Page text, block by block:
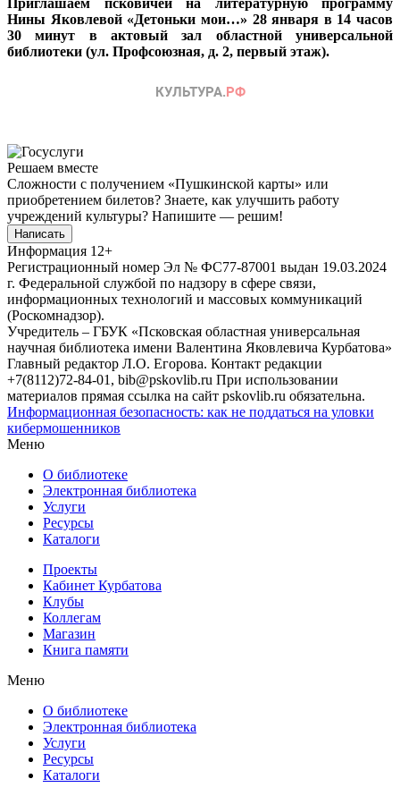
Нины Яковлевой «Детоньки мои…» 28 января в 14 часов
30 минут в актовый зал областной универсальной
библиотеки (ул. Профсоюзная, д. 2, первый этаж).
Решаем вместе
Сложности с получением «Пушкинской карты» или
приобретением билетов? Знаете, как улучшить работу
учреждений культуры? Напишите — решим!
Написать
Информация 12+
Регистрационный номер Эл № ФС77-87001 выдан 19.03.2024
г. Федеральной службой по надзору в сфере связи,
информационных технологий и массовых коммуникаций
(Роскомнадзор).
Учредитель – ГБУК «Псковская областная универсальная
научная библиотека имени Валентина Яковлевича Курбатова»
Главный редактор Л.О. Егорова. Контакт редакции
+7(8112)72-84-01, bib@pskovlib.ru При использовании
материалов прямая ссылка на сайт pskovlib.ru обязательна.
Информационная безопасность: как не поддаться на уловки
кибермошенников
Меню
О библиотеке
Электронная библиотека
Услуги
Ресурсы
Каталоги
Проекты
Кабинет Курбатова
Клубы
Коллегам
Магазин
Книга памяти
Меню
О библиотеке
Электронная библиотека
Услуги
Ресурсы
Каталоги